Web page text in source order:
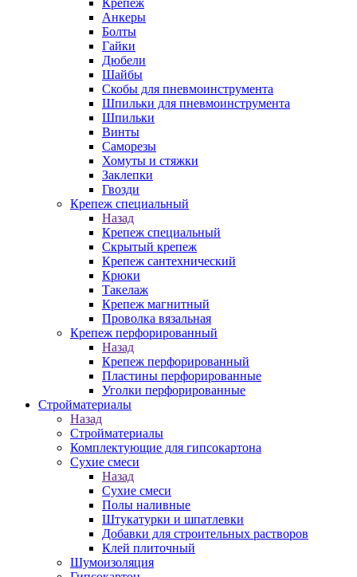
Крепеж
Анкеры
Болты
Гайки
Дюбели
Шайбы
Скобы для пневмоинструмента
Шпильки для пневмоинструмента
Шпильки
Винты
Саморезы
Хомуты и стяжки
Заклепки
Гвозди
Крепеж специальный
Назад
Крепеж специальный
Скрытый крепеж
Крепеж сантехнический
Крюки
Такелаж
Крепеж магнитный
Проволка вязальная
Крепеж перфорированный
Назад
Крепеж перфорированный
Пластины перфорированные
Уголки перфорированные
Стройматериалы
Назад
Стройматериалы
Комплектующие для гипсокартона
Сухие смеси
Назад
Сухие смеси
Полы наливные
Штукатурки и шпатлевки
Добавки для строительных растворов
Клей плиточный
Шумоизоляция